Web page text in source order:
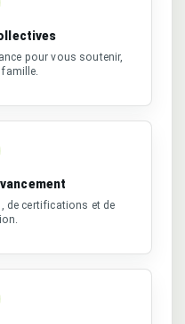
pour vous soutenir,
de certifications et de